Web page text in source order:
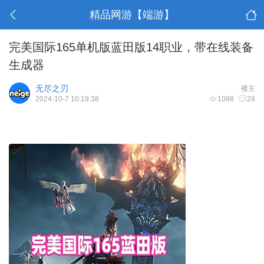
精品网游【端游】
完美国际165单机版蓝田版14职业，带在线装备
生成器
楼主
无尽之刃
1098 28
2024-10-7 10:19:38